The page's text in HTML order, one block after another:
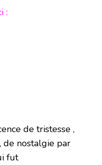
:
de tristesse ,
de nostalgie par
fut